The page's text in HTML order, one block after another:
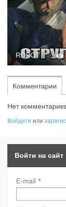
ROBOT
Комментарии
Нет
Войдите или
Войти на сайт
E-mail